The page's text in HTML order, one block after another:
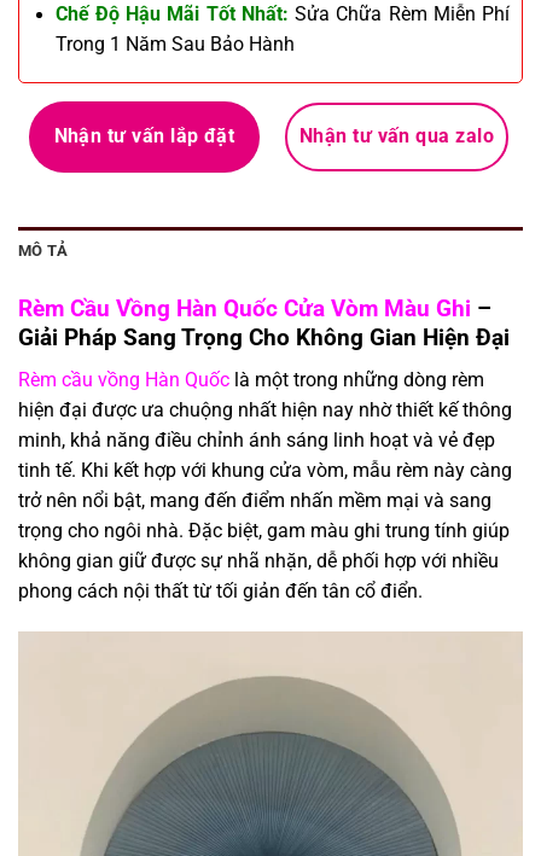
Chế Độ Hậu Mãi Tốt Nhất: Sửa Chữa Rèm Miễn Phí
Trong 1 Năm Sau Bảo Hành
Nhận tư vấn lắp đặt Nhận tư vấn qua zalo
MÔ TẢ
Rèm Cầu Vồng Hàn Quốc Cửa Vòm Màu Ghi –
Giải Pháp Sang Trọng Cho Không Gian Hiện Đại
Rèm cầu vồng Hàn Quốc là một trong những dòng rèm
hiện đại được ưa chuộng nhất hiện nay nhờ thiết kế thông
minh, khả năng điều chỉnh ánh sáng linh hoạt và vẻ đẹp
tinh tế. Khi kết hợp với khung cửa vòm, mẫu rèm này càng
trở nên nổi bật, mang đến điểm nhấn mềm mại và sang
trọng cho ngôi nhà. Đặc biệt, gam màu ghi trung tính giúp
không gian giữ được sự nhã nhặn, dễ phối hợp với nhiều
phong cách nội thất từ tối giản đến tân cổ điển.